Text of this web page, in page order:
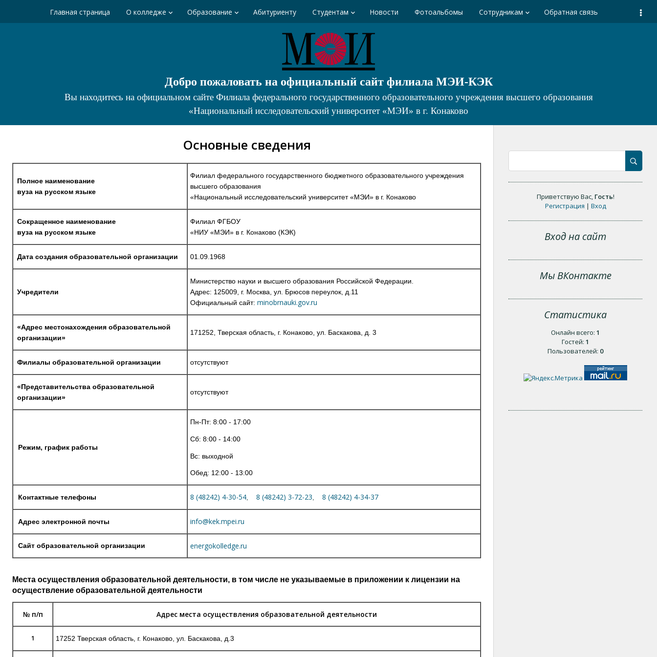
Главная страница О колледже keyboard_arrow_down Образование keyboard_arrow_down Абитуриенту Студентам keyboard_arrow_down Новости Фотоальбомы Сотрудникам keyboard_arrow_down Обратная связь
Добро пожаловать на официальный сайт филиала МЭИ-КЭК
Вы находитесь на официальном сайте Филиала федерального государственного образовательного учреждения высшего образования
«Национальный исследовательский университет «МЭИ» в г. Конаково
Основные сведения
Полное наименование
вуза на русском языке
Филиал федерального государственного бюджетного образовательного учреждения
высшего образования
«Национальный исследовательский университет «МЭИ» в г. Конаково
Сокращенное наименование
вуза на русском языке
Филиал ФГБОУ
«НИУ «МЭИ» в г. Конаково (КЭК)
Дата создания образовательной организации 01.09.1968
Учредители
Министерство науки и высшего образования Российской Федерации.
Адрес: 125009, г. Москва, ул. Брюсов переулок, д.11
Официальный сайт: minobrnauki.gov.ru
«Адрес местонахождения образовательной
организации»
171252, Тверская область, г. Конаково, ул. Баскакова, д. 3
Филиалы образовательной организации отсутствуют
«Представительства образовательной
организации»
отсутствуют
Режим, график работы
Пн-Пт: 8:00 - 17:00
Сб: 8:00 - 14:00
Вс: выходной
Обед: 12:00 - 13:00
Контактные телефоны 8 (48242) 4-30-54, 8 (48242) 3-72-23, 8 (48242) 4-34-37
Адрес электронной почты info@kek.mpei.ru
Сайт образовательной организации energokolledge.ru
Места осуществления образовательной деятельности, в том числе не указываемые в приложении к лицензии на
осуществление образовательной деятельности
№ п/п Адрес места осуществления образовательной деятельности
1 17252 Тверская область, г. Конаково, ул. Баскакова, д.3
Приветствую Вас, Гость!
Регистрация | Вход
Вход на сайт
Мы ВКонтакте
Статистика
Онлайн всего: 1
Гостей: 1
Пользователей: 0